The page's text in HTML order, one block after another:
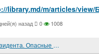
library.md/m/articles/
назад 0 1008
Власть: на контроле у Президента. Опасные игры в подкидного дурака